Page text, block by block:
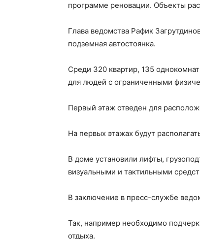
программе реновации. Объекты
Глава ведомства Рафик
подземная автостоянка.
Среди 320 квартир, 135
для людей с ограниченными
Первый этаж отведен для
На первых этажах будут
В доме установили лифты,
визуальными и тактильными
В заключение в пресс-службе
Так, например необходимо
отдыха.